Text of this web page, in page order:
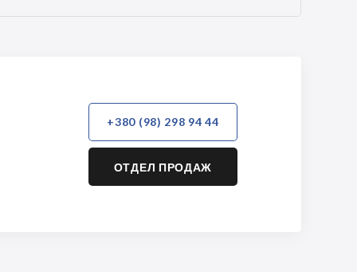
+380 (98) 298 94 44
ОТДЕЛ ПРОДАЖ